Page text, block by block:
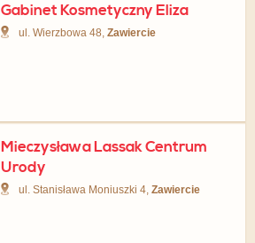
Gabinet Kosmetyczny Eliza
ul. Wierzbowa 48,Zawiercie
Mieczysława Lassak Centrum
Urody
ul. Stanisława Moniuszki 4,Zawiercie